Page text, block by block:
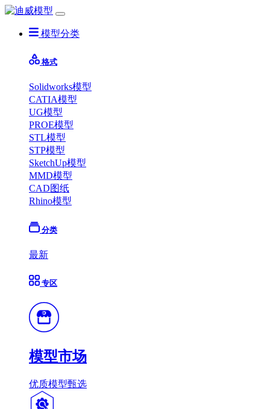
模型分类
格式
Solidworks模型
CATIA模型
UG模型
PROE模型
STL模型
STP模型
SketchUp模型
MMD模型
CAD图纸
Rhino模型
分类
最新
专区
模型市场
优质模型甄选